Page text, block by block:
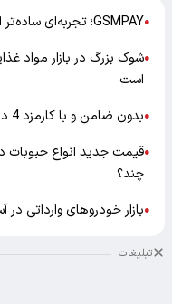
●GSMPAY؛ تجربه‌ای ساده‌تر از خدمات مالی در مسیر دیجیتال
●شوک بزرگ در بازار مواد
است
●بدون ضامن و با کارمزد 4 درصد وام 50 میلیونی بگیرید
●قیمت جدید انواع حبوبات
چند؟
●بازار خودرو‌های وارداتی
تبلیغات